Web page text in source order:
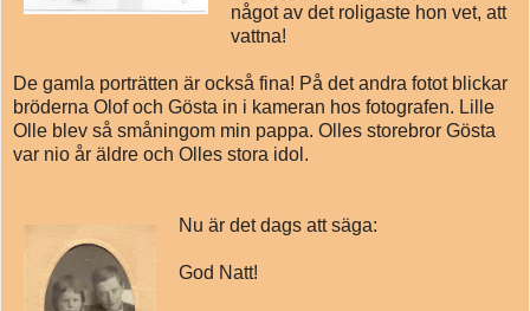
något av det roligaste hon vet, att
vattna!
De gamla porträtten är också fina! På det andra fotot blickar
bröderna Olof och Gösta in i kameran hos fotografen. Lille
Olle blev så småningom min pappa. Olles storebror Gösta
var nio år äldre och Olles stora idol.
Nu är det dags att säga:
God Natt!